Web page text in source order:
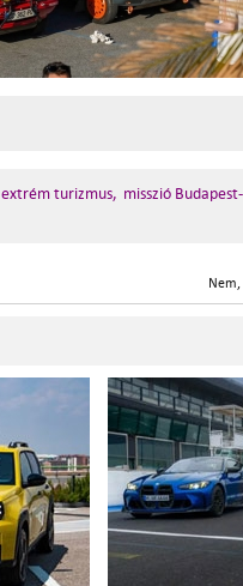
extrém turizmus, misszió